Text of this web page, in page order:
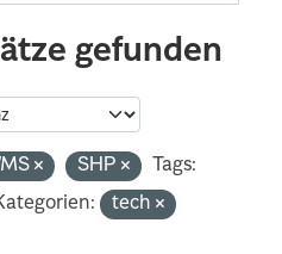
gefunden
SHP
Tags:
tech